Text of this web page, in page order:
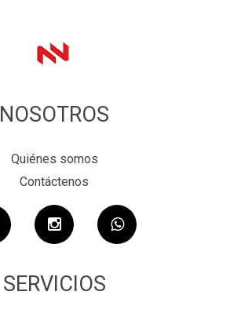
NOSOTROS
Quiénes somos
Contáctenos
SERVICIOS